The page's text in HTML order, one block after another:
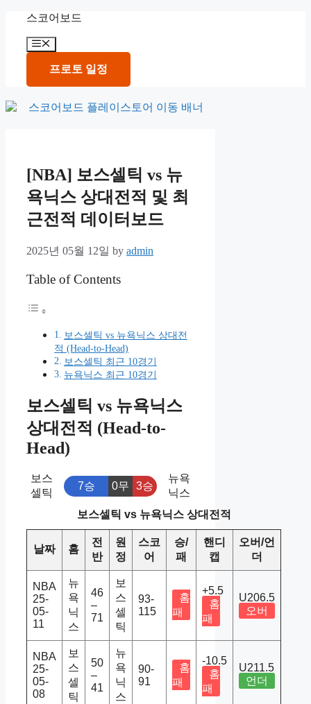
content
스코어보드
Menu
프로토 일정
[NBA] 보스셀틱 vs 뉴
욕닉스 상대전적 및 최
근전적 데이터보드
2025년 05월 12일 by admin
Table of Contents
보스셀틱 vs 뉴욕닉스 상대전
적 (Head-to-Head)
보스셀틱 최근 10경기
뉴욕닉스 최근 10경기
보스셀틱 vs 뉴욕닉스
상대전적 (Head-to-
Head)
보스
셀틱
7승 0무 3승
뉴욕
닉스
보스셀틱 vs 뉴욕닉스 상대전적
날짜 홈
전
반
원
정
스코
어
승/
패
핸디
캡
오버/언
더
NBA
25-
05-
11
뉴
욕
닉
스
46
–
71
보
스
셀
틱
93-
115
홈
패
+5.5
홈
패
U206.5
오버
NBA
25-
05-
08
보
스
셀
틱
50
–
41
뉴
욕
닉
스
90-
91
홈
패
-10.5
홈
패
U211.5
언더